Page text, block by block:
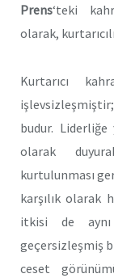
Prens‘teki
olarak,
Kurtarıcı
budur.
olarak
kurtulunması
karşılık olarak
itkisi de aynı
geçersizleşmiş
ceset